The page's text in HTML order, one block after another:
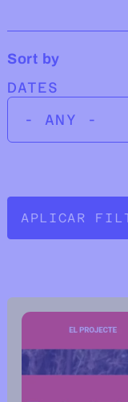
Sort by
DATES